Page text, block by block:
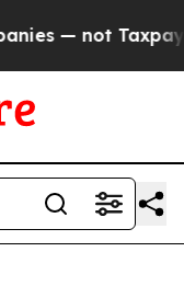
not Taxpayers